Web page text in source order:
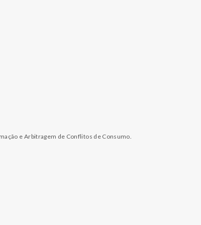
e Arbitragem de Conflitos de Consumo.